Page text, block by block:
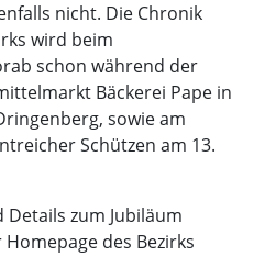
nicht. Die Chronik
wird beim
schon während der
Bäckerei Pape in
sowie am
Schützen am 13.
zum Jubiläum
des Bezirks